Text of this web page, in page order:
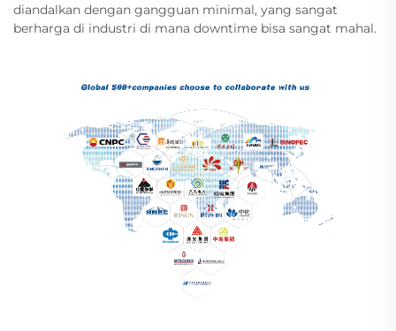
diandalkan dengan gangguan minimal, yang sangat
berharga di industri di mana downtime bisa sangat mahal.